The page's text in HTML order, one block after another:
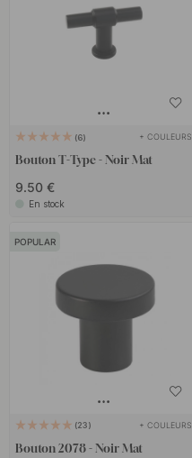
6 + COULEURS
Bouton T-Type - Noir Mat
9.50 €
En stock
POPULAR
23 + COULEURS
Bouton 2078 - Noir Mat